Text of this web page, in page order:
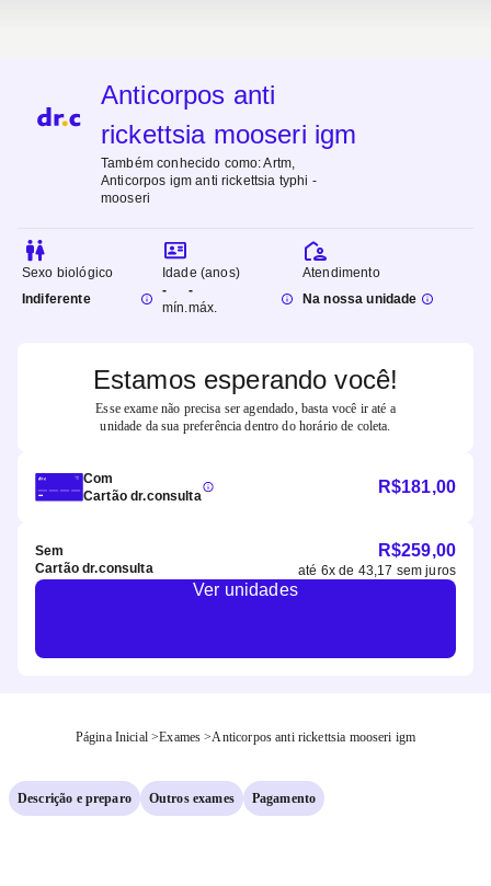
Anticorpos anti
rickettsia mooseri igm
Também conhecido como:Artm,
Anticorpos igm anti rickettsia typhi -
mooseri
Sexo biológico
Indiferente
Idade (anos)
-
mín.
-
máx.
Atendimento
Na nossa unidade
Estamos esperando você!
Esse exame não precisa ser agendado, basta você ir até a
unidade da sua preferência dentro do horário de coleta.
Com
Cartão dr.consulta
R$181,00
Sem
Cartão dr.consulta
R$259,00
até 6x de 43,17 sem juros
Ver unidades
Página Inicial >Exames >Anticorpos anti rickettsia mooseri igm
Descrição e preparo Outros exames Pagamento